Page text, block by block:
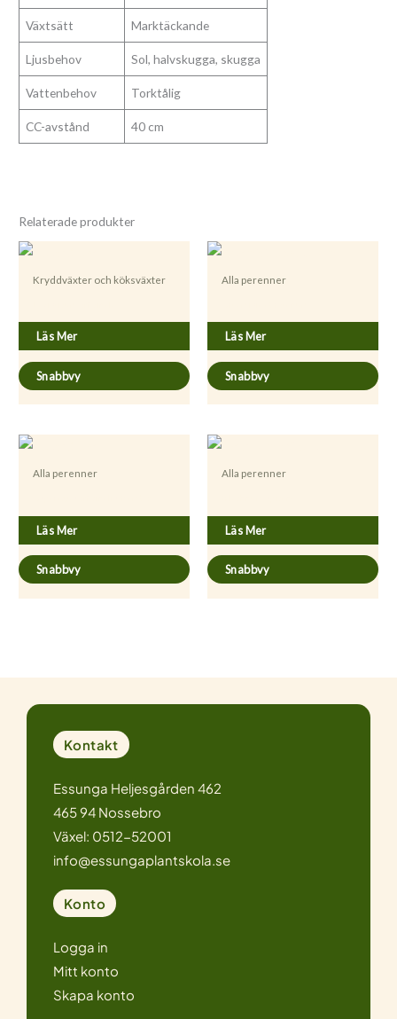
Växtsätt Marktäckande
Ljusbehov Sol, halvskugga, skugga
Vattenbehov Torktålig
CC-avstånd 40 cm
Relaterade produkter
Kryddväxter och köksväxter
Läs Mer
Snabbvy
Alla perenner
Läs Mer
Snabbvy
Alla perenner
Läs Mer
Snabbvy
Alla perenner
Läs Mer
Snabbvy
Kontakt
Essunga Heljesgården 462
465 94 Nossebro
Växel: 0512-52001
info@essungaplantskola.se
Konto
Logga in
Mitt konto
Skapa konto